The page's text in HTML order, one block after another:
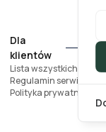
Dla
klientów
Lista wszystkich
Regulamin serwisu
Polityka prywatności